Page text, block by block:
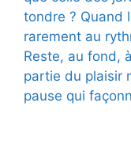
tondre ? Quand
rarement au
Reste, au fond,
partie du plaisir
pause qui